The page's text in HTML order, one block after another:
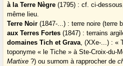
à la Terre Nègre (1795) : cf. ci-
même lieu.
Terre Noir (1847-...) : terre noire (terre
aux Terres Fortes (1847) : terrains
domaines Tich et Grava, (XXe-...) : «
toponyme « le Tiche » à Ste-Croix-du-
Martixe ?) ou surnom à rapprocher de